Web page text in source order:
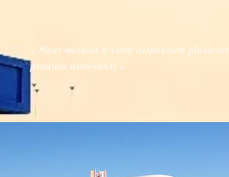
« Nous mettons à votre disposition plusieurs
produits nettoyants »